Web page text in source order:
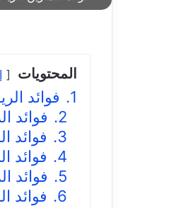
المحتويات
1.
فوائد
2.
فوائد
3.
فوائد
4.
فوائد
5.
فوائد
6.
فوائد